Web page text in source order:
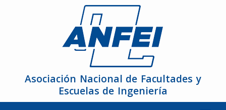
Asociación Nacional de Facultades y
Escuelas de Ingeniería